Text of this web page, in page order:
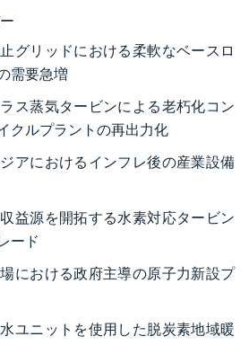
グリッドにおける柔軟なベースロ
需要急増
ス蒸気タービンによる老朽化コン
クルプラントの再出力化
アにおけるインフレ後の産業設備
益源を開拓する水素対応タービン
ード
における政府主導の原子力新設プ
ユニットを使用した脱炭素地域暖